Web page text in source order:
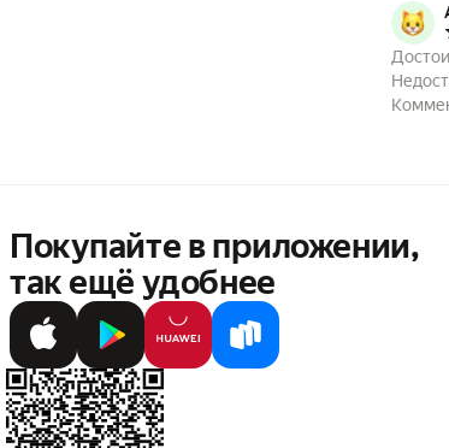
Покупайте в приложении,
так ещё удобнее